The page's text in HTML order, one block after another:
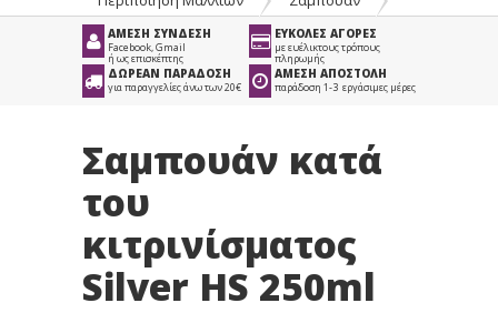
ΑΜΕΣΗ ΣΥΝΔΕΣΗ
Facebook, Gmail
ή ως επισκέπτης
ΕΥΚΟΛΕΣ ΑΓΟΡΕΣ
με ευέλικτους τρόπους
πληρωμής
ΔΩΡΕΑΝ ΠΑΡΑΔΟΣΗ
για παραγγελίες άνω των 20€
ΑΜΕΣΗ ΑΠΟΣΤΟΛΗ
παράδοση 1-3 εργάσιμες μέρες
Σαμπουάν κατά
του
κιτρινίσματος
Silver HS 250ml